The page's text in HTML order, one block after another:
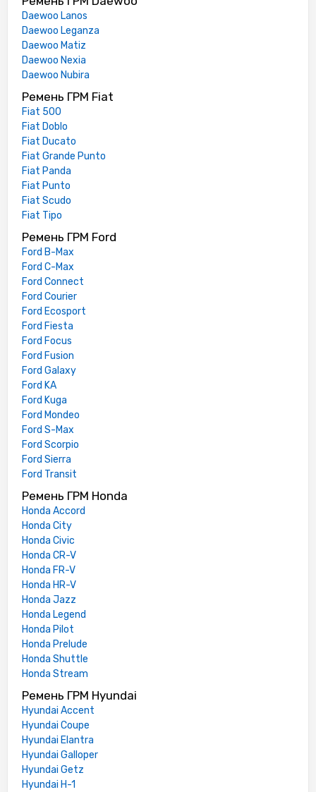
Daewoo Lanos
Daewoo Leganza
Daewoo Matiz
Daewoo Nexia
Daewoo Nubira
Ремень ГРМ Fiat
Fiat 500
Fiat Doblo
Fiat Ducato
Fiat Grande Punto
Fiat Panda
Fiat Punto
Fiat Scudo
Fiat Tipo
Ремень ГРМ Ford
Ford B-Max
Ford C-Max
Ford Connect
Ford Courier
Ford Ecosport
Ford Fiesta
Ford Focus
Ford Fusion
Ford Galaxy
Ford KA
Ford Kuga
Ford Mondeo
Ford S-Max
Ford Scorpio
Ford Sierra
Ford Transit
Ремень ГРМ Honda
Honda Accord
Honda City
Honda Civic
Honda CR-V
Honda FR-V
Honda HR-V
Honda Jazz
Honda Legend
Honda Pilot
Honda Prelude
Honda Shuttle
Honda Stream
Ремень ГРМ Hyundai
Hyundai Accent
Hyundai Coupe
Hyundai Elantra
Hyundai Galloper
Hyundai Getz
Hyundai H-1